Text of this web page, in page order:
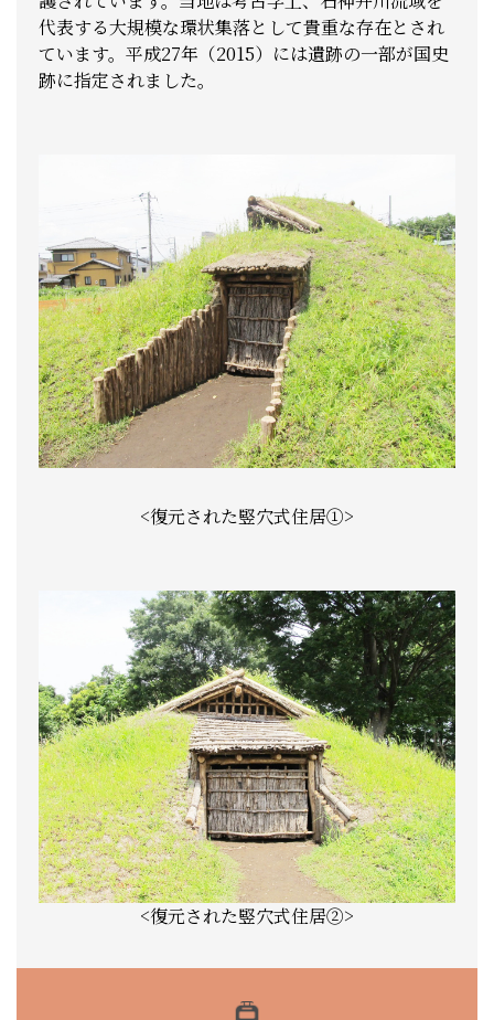
代表する大規模な環状集落として貴重な存在とされ
ています。平成27年（2015）には遺跡の一部が国史
跡に指定されました。
<復元された竪穴式住居①>
<復元された竪穴式住居②>